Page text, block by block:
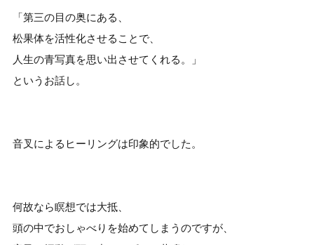
「第三の目の奥にある、
松果体を活性化させることで、
人生の青写真を思い出させてくれる。」
というお話し。
音叉によるヒーリングは印象的でした。
何故なら瞑想では大抵、
頭の中でおしゃべりを始めてしまうのですが、